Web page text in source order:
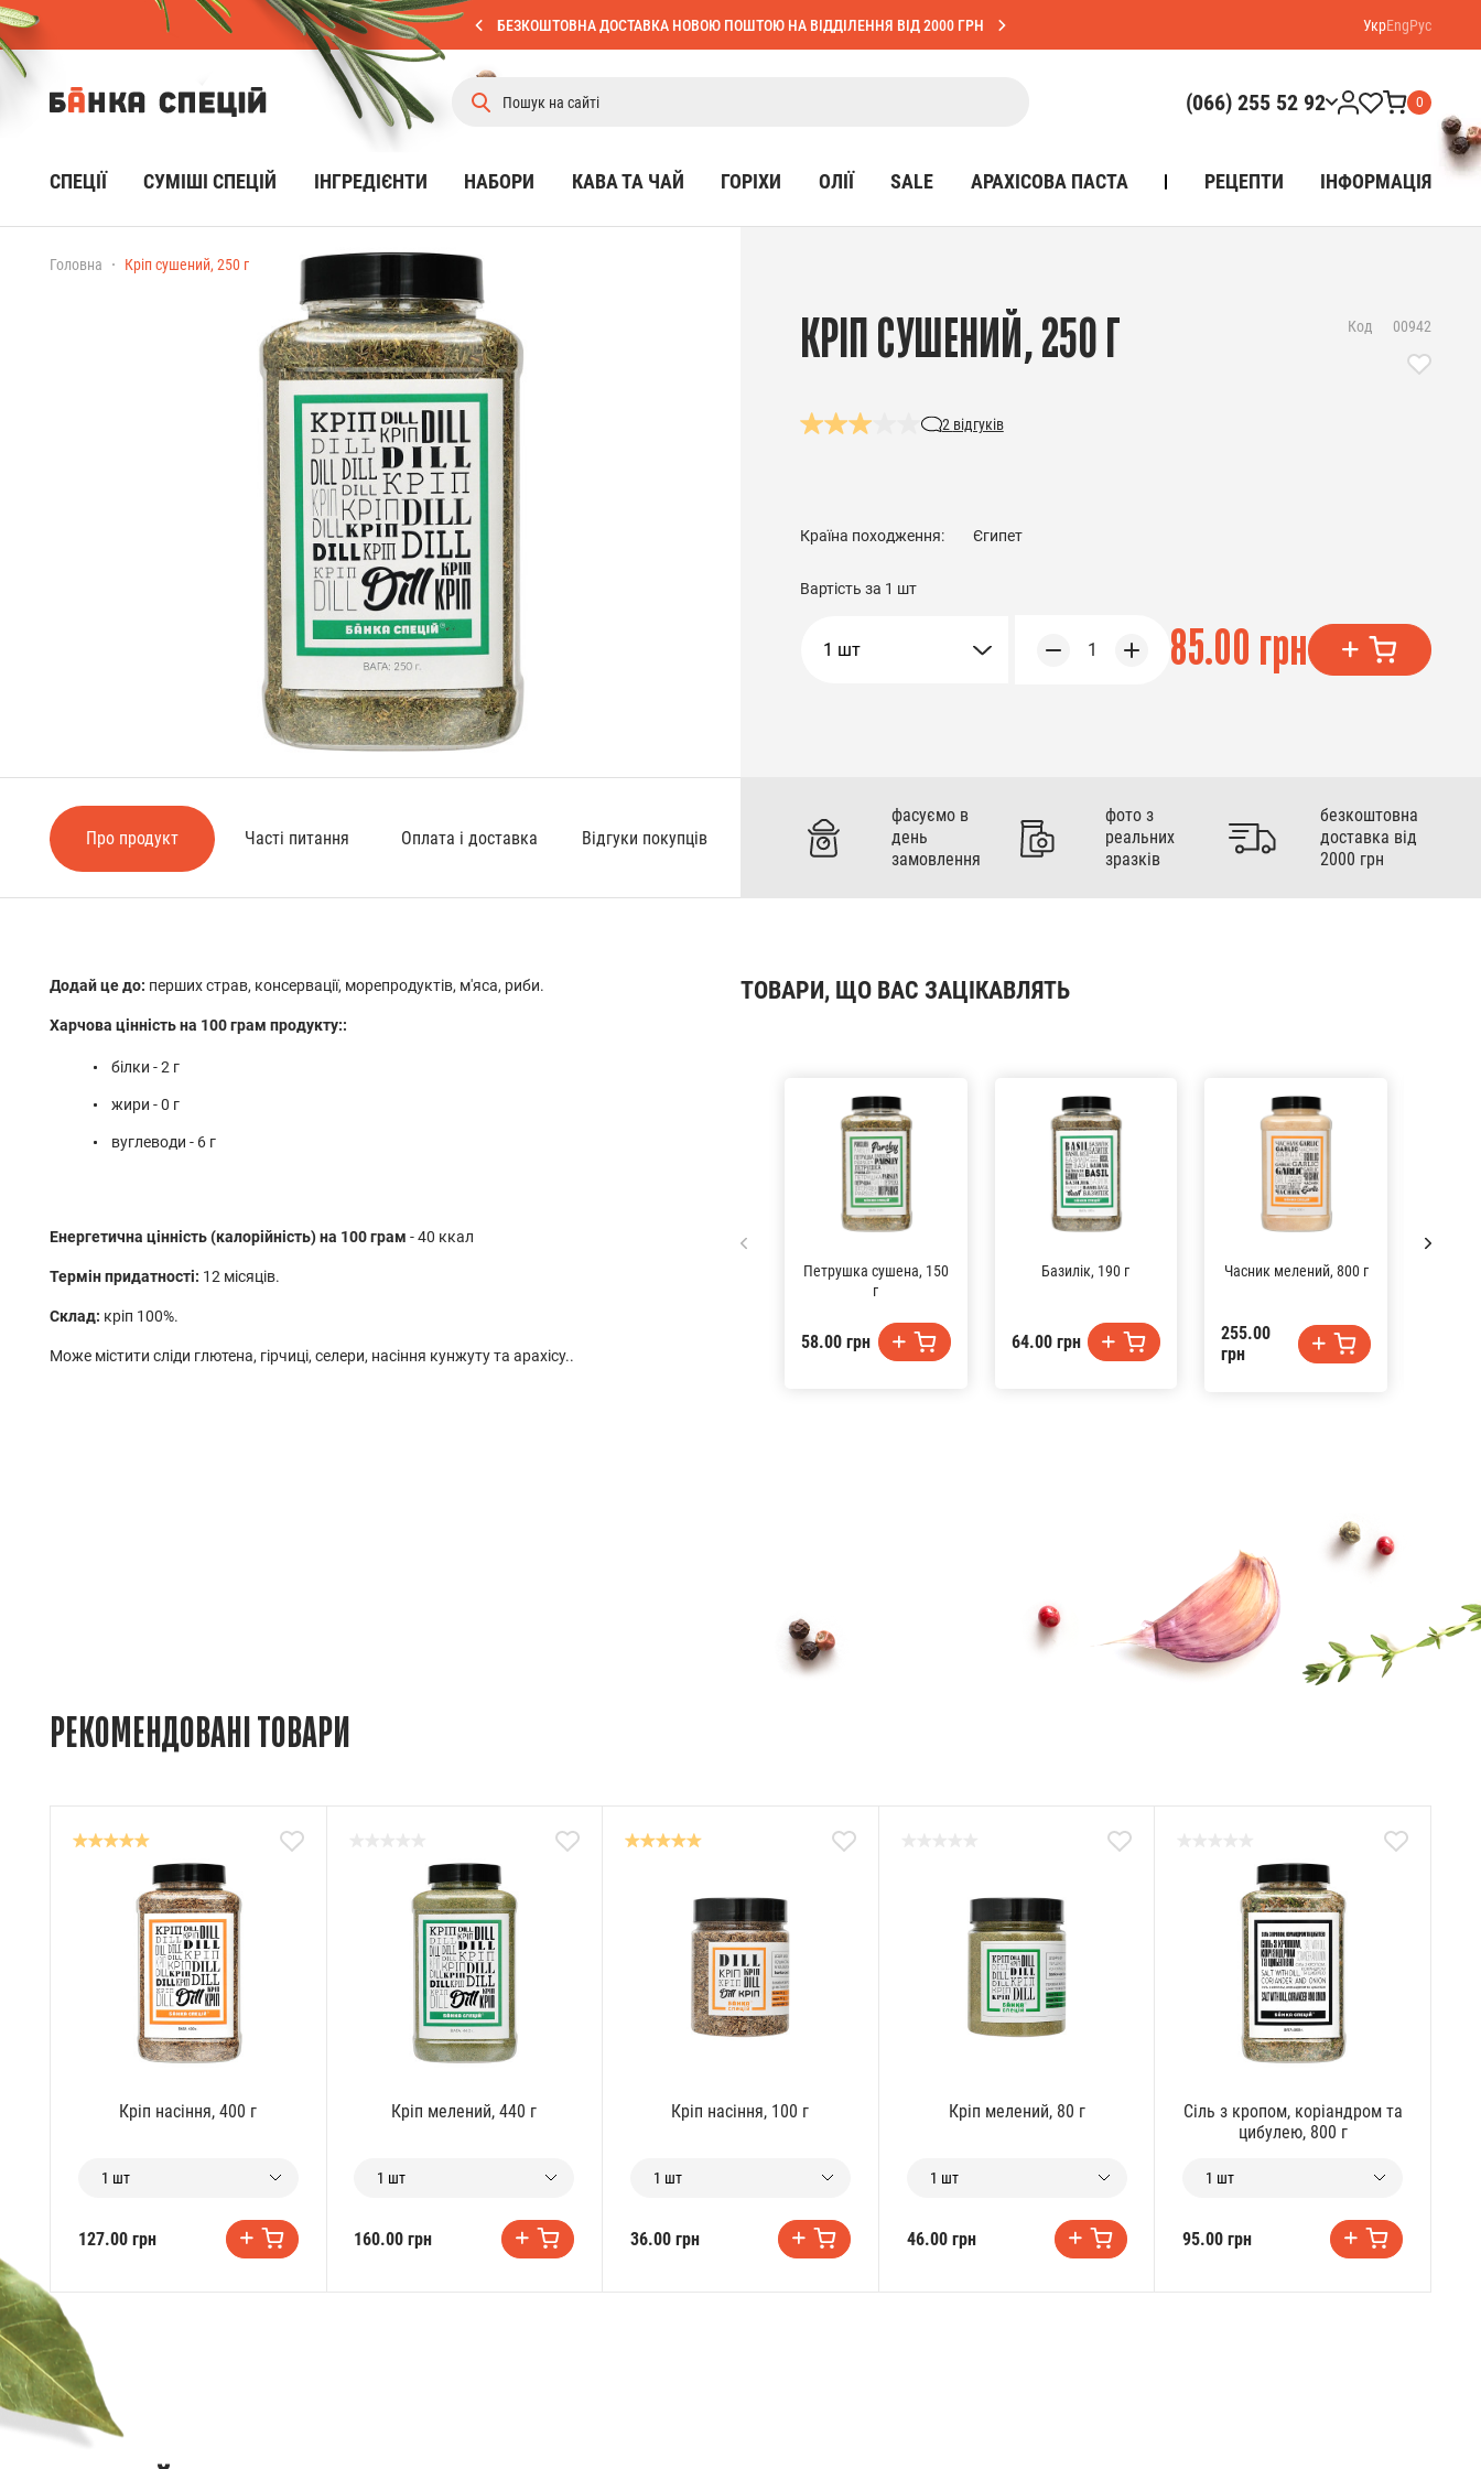
БЕЗКОШТОВНА ДОСТАВКА НОВОЮ ПОШТОЮ НА ВІДДІЛЕННЯ ВІД 2000 ГРН УкрEngРус
(066) 255 52 92 0
СПЕЦІЇ CУМІШІ СПЕЦІЙ ІНГРЕДІЄНТИ НАБОРИ КАВА ТА ЧАЙ ГОРІХИ ОЛІЇ SALE АРАХІСОВА ПАСТА РЕЦЕПТИ ІНФОРМАЦІЯ
Головна Кріп сушений, 250 г
КРІП СУШЕНИЙ, 250 Г
2 відгуків
Код 00942
Країна походження: Єгипет
Вартість за 1 шт
1 шт 1 85.00 грн
Про продукт Часті питання Оплата і доставка Відгуки покупців
фасуємо в
день
замовлення
фото з
реальних
зразків
безкоштовна
доставка від
2000 грн
Додай це до: перших страв, консервації, морепродуктів, м'яса, риби.
Харчова цінність на 100 грам продукту::
білки - 2 г
жири - 0 г
вуглеводи - 6 г
Енергетична цінність (калорійність) на 100 грам - 40 ккал
Термін придатності: 12 місяців.
Склад: кріп 100%.
Може містити сліди глютена, гірчиці, селери, насіння кунжуту та арахісу..
ТОВАРИ, ЩО ВАС ЗАЦІКАВЛЯТЬ
Петрушка сушена, 150
г
58.00 грн
Базилік, 190 г
64.00 грн
Часник мелений, 800 г
255.00
грн
РЕКОМЕНДОВАНІ ТОВАРИ
Кріп насіння, 400 г
1 шт
127.00 грн
Кріп мелений, 440 г
1 шт
160.00 грн
Кріп насіння, 100 г
1 шт
36.00 грн
Кріп мелений, 80 г
1 шт
46.00 грн
Сіль з кропом, коріандром та
цибулею, 800 г
1 шт
95.00 грн